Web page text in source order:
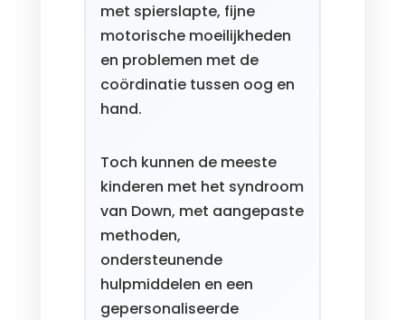
met spierslapte, fijne
motorische moeilijkheden
en problemen met de
coördinatie tussen oog en
hand.
Toch kunnen de meeste
kinderen met het syndroom
van Down, met aangepaste
methoden,
ondersteunende
hulpmiddelen en een
gepersonaliseerde